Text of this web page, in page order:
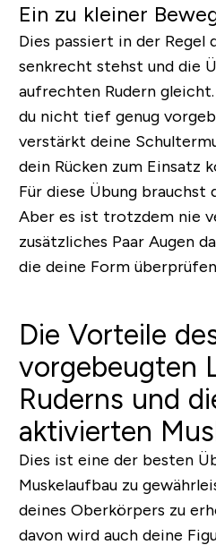
Ein zu kleiner
Dies passiert in der Regel
senkrecht stehst und die
aufrechten Rudern
du nicht tief genug
verstärkt deine
dein Rücken zum Einsatz
Für diese Übung brauchst
Aber es ist trotzdem nie
zusätzliches Paar Augen
die deine Form
Die Vorteile
vorgebeugten
Ruderns und
aktivierten
Dies ist eine der besten
Muskelaufbau zu
deines Oberkörpers zu
davon wird auch deine